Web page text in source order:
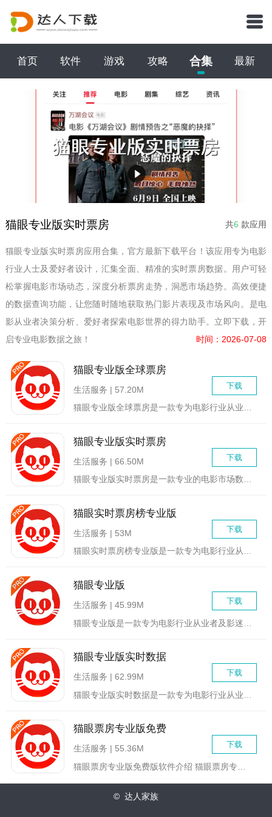
首页 软件 游戏 攻略 合集 最新
猫眼专业版实时票房 共6 款应用
猫眼专业版实时票房应用合集，官方最新下载平台！该应用专为电影
行业人士及爱好者设计，汇集全面、精准的实时票房数据。用户可轻
松掌握电影市场动态，深度分析票房走势，洞悉市场趋势。高效便捷
的数据查询功能，让您随时随地获取热门影片表现及市场风向。是电
影从业者决策分析、爱好者探索电影世界的得力助手。立即下载，开
启专业电影数据之旅！
时间：2026-07-08
猫眼专业版全球票房
下载
生活服务 | 57.20M
猫眼专业版全球票房是一款专为电影行业从业者及电影爱好者设计的...
猫眼专业版实时票房
下载
生活服务 | 66.50M
猫眼专业版实时票房是一款专业的电影市场数据分析工具，它集实时...
猫眼实时票房榜专业版
下载
生活服务 | 53M
猫眼实时票房榜专业版是一款专为电影行业从业者、影迷及电影爱好...
猫眼专业版
下载
生活服务 | 45.99M
猫眼专业版实时数据
下载
生活服务 | 62.99M
猫眼票房专业版免费
下载
生活服务 | 55.36M
© 达人家族